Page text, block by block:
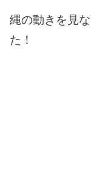
縄の動きを見
た！